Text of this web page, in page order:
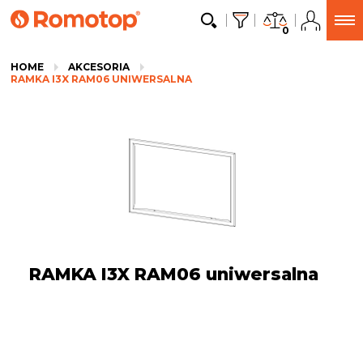
0
HOME
AKCESORIA
RAMKA I3X RAM06 UNIWERSALNA
RAMKA I3X RAM06 uniwersalna